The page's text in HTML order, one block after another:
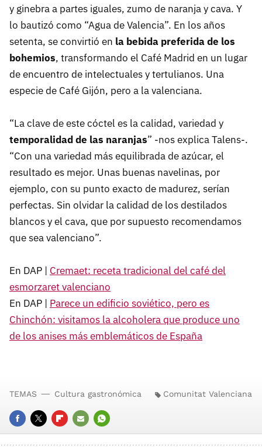
y ginebra a partes iguales, zumo de naranja y cava. Y
lo bautizó como “Agua de Valencia”. En los años
setenta, se convirtió en la bebida preferida de los
bohemios, transformando el Café Madrid en un lugar
de encuentro de intelectuales y tertulianos. Una
especie de Café Gijón, pero a la valenciana.
“La clave de este cóctel es la calidad, variedad y
temporalidad de las naranjas” -nos explica Talens-.
“Con una variedad más equilibrada de azúcar, el
resultado es mejor. Unas buenas navelinas, por
ejemplo, con su punto exacto de madurez, serían
perfectas. Sin olvidar la calidad de los destilados
blancos y el cava, que por supuesto recomendamos
que sea valenciano”.
En DAP | Cremaet: receta tradicional del café del
esmorzaret valenciano
En DAP | Parece un edificio soviético, pero es
Chinchón: visitamos la alcoholera que produce uno
de los anises más emblemáticos de España
FACEBOOK
TWITTERFLIPBOARD
E-
WHATSAPP
TEMAS Cultura gastronómica Comunitat Valenciana